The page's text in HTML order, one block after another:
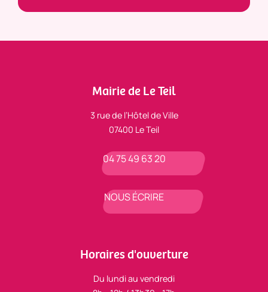
Mairie de Le Teil
3 rue de l’Hôtel de Ville
07400 Le Teil
04 75 49 63 20
NOUS ÉCRIRE
Horaires d'ouverture
Du lundi au vendredi